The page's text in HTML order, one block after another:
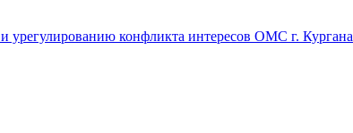
конфликта интересов ОМС г. Кургана